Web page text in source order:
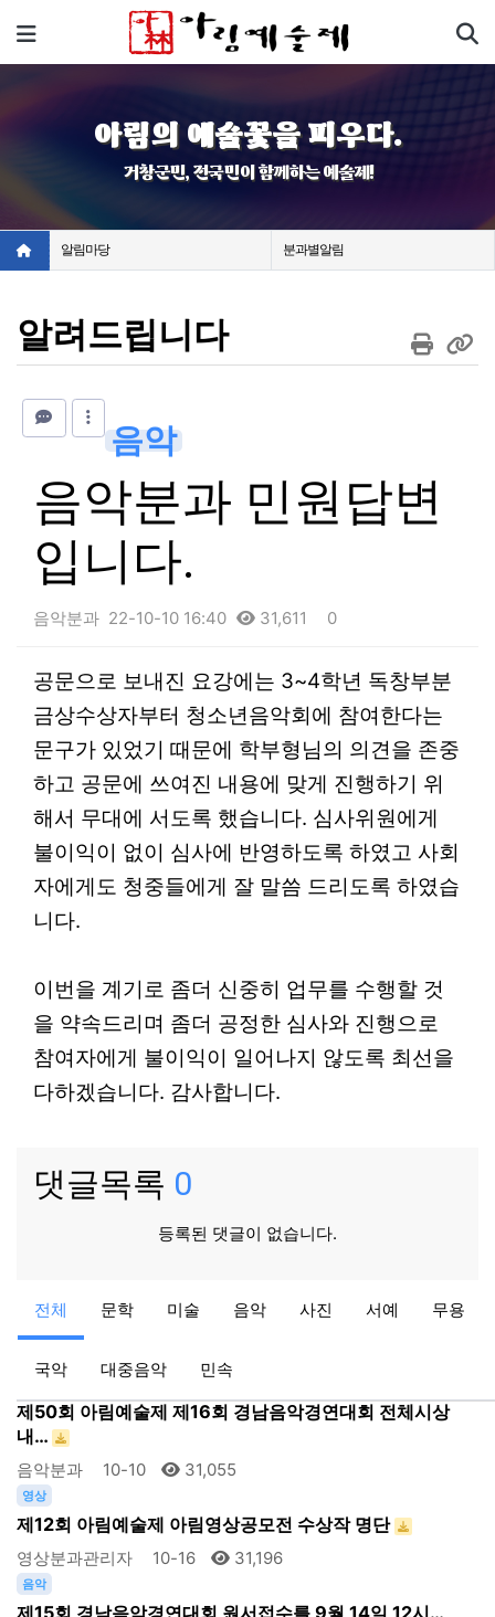
메뉴
아림의 예술꽃을 피우다.
거창군민, 전국민이 함께하는 예술제!
알림마당 분과별알림
알려드립니다
음악
음악분과 민원답변
입니다.
음악분과 22-10-10 16:40 31,611 0
본문
공문으로 보내진 요강에는 3~4학년 독창부분
금상수상자부터 청소년음악회에 참여한다는
문구가 있었기 때문에 학부형님의 의견을 존중
하고 공문에 쓰여진 내용에 맞게 진행하기 위
해서 무대에 서도록 했습니다. 심사위원에게
불이익이 없이 심사에 반영하도록 하였고 사회
자에게도 청중들에게 잘 말씀 드리도록 하였습
니다.
이번을 계기로 좀더 신중히 업무를 수행할 것
을 약속드리며 좀더 공정한 심사와 진행으로
참여자에게 불이익이 일어나지 않도록 최선을
다하겠습니다. 감사합니다.
댓글목록 0
등록된 댓글이 없습니다.
전체 문학 미술 음악 사진 서예 무용
국악 대중음악 민속
2017년 거창군민노래자랑 수상자명단
대중음악관리자 10-19
제50회 아림예술제 제16회 경남음악경연대회 전체시상
내…
음악분과 10-10 31,055
영상
제12회 아림예술제 아림영상공모전 수상작 명단
영상분과관리자 10-16 31,196
음악
제15회 경남음악경연대회 원서접수를 9월 14일 12시…